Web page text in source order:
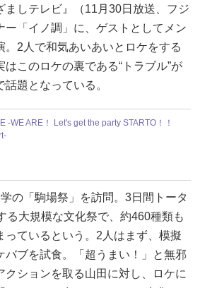
ましテレビ』（11月30日放送、フジ
ー「イノ調」に、ゲストとしてメン
。2人で和気あいあいとロケをする
このロケの裏である“トラブル”が
題となっている。
-WE ARE！ Let's get the party STARTO！！
の「駒場祭」を訪問。3日間トータ
る大規模な文化祭で、約460種類も
っているという。2人はまず、模擬
バブを試食。「超うまい！」と無邪
クションを取る山田に対し、ロケに